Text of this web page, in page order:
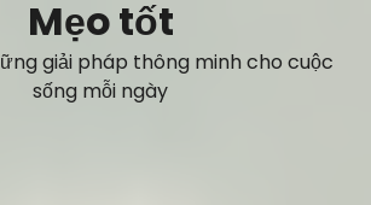
Mẹo tốt
giải pháp thông minh cho cuộc
sống mỗi ngày